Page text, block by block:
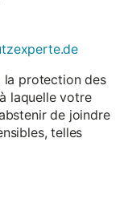
la protection des
laquelle votre
de joindre
telles